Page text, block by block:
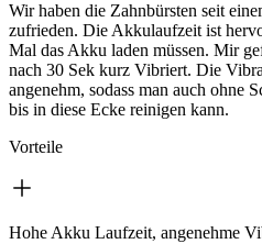
Wir haben die Zahnbürsten seit
zufrieden. Die Akkulaufzeit ist
Mal das Akku laden müssen. Mir
nach 30 Sek kurz Vibriert. Die
angenehm, sodass man auch ohne
bis in diese Ecke reinigen kann.
Vorteile
Hohe Akku Laufzeit, angenehme